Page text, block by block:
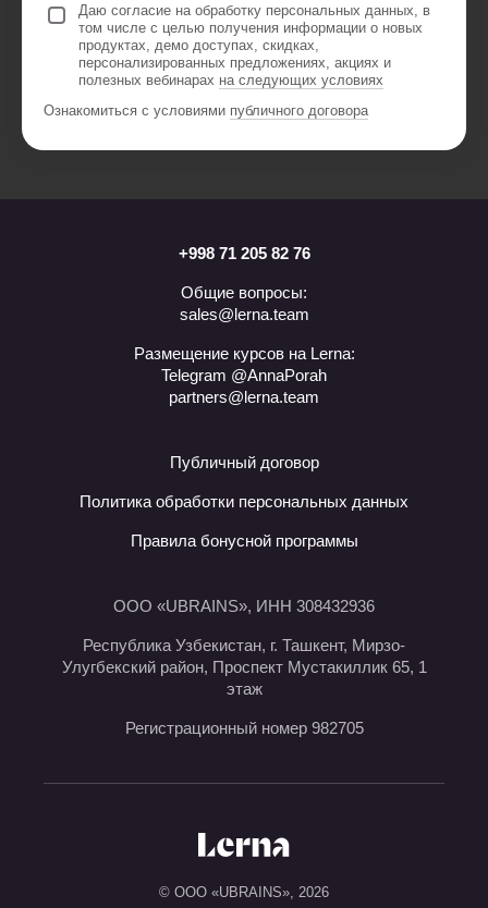
Даю согласие на обработку персональных данных, в
том числе с целью получения информации о новых
продуктах, демо доступах, скидках,
персонализированных предложениях, акциях и
полезных вебинарах на следующих условиях
Ознакомиться с условиями публичного договора
+998 71 205 82 76
Общие вопросы:
sales@lerna.team
Размещение курсов на Lerna:
Telegram @AnnaPorah
partners@lerna.team
Публичный договор
Политика обработки персональных данных
Правила бонусной программы
ООО «UBRAINS», ИНН 308432936
Республика Узбекистан, г. Ташкент, Мирзо-
Улугбекский район, Проспект Мустакиллик 65, 1
этаж
Регистрационный номер 982705
© ООО «UBRAINS», 2026